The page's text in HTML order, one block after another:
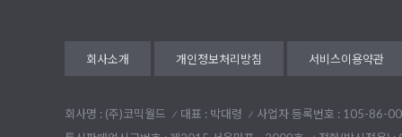
회사소개 개인정보처리방침 서비스이용약관
회사명 : (주)코믹월드 대표 : 박대령
사업자 등록번호 : 105-86-